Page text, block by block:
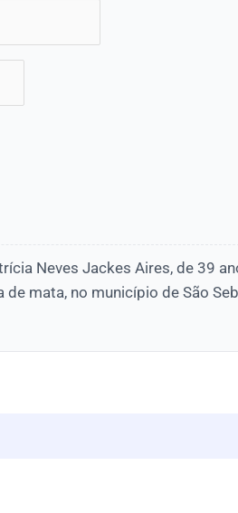
Neves Jackes Aires, de 39
mata, no município de São